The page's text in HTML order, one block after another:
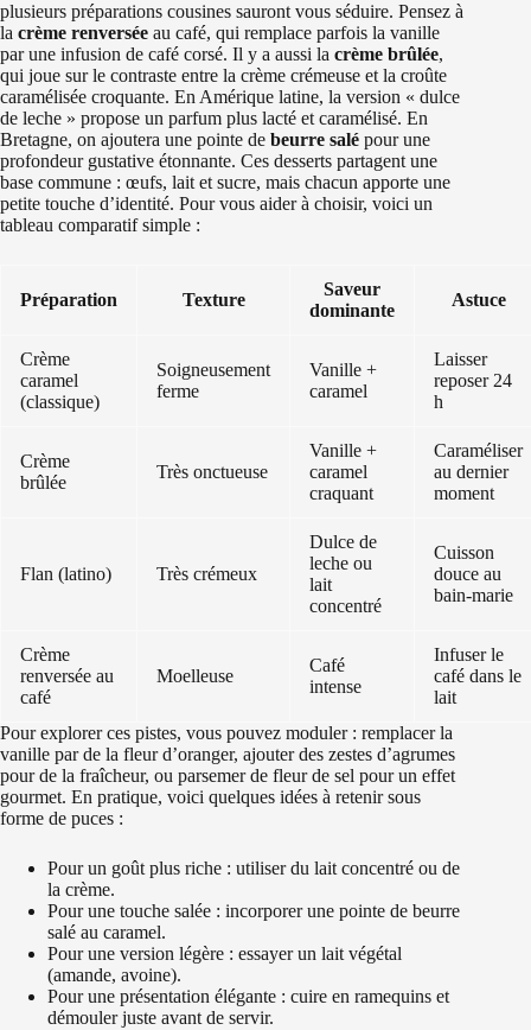
plusieurs préparations cousines sauront vous séduire. Pensez à
la crème renversée au café, qui remplace parfois la vanille
par une infusion de café corsé. Il y a aussi la crème brûlée,
qui joue sur le contraste entre la crème crémeuse et la croûte
caramélisée croquante. En Amérique latine, la version « dulce
de leche » propose un parfum plus lacté et caramélisé. En
Bretagne, on ajoutera une pointe de beurre salé pour une
profondeur gustative étonnante. Ces desserts partagent une
base commune : œufs, lait et sucre, mais chacun apporte une
petite touche d’identité. Pour vous aider à choisir, voici un
tableau comparatif simple :
Préparation Texture
Saveur
dominante
Astuce
Crème
caramel
(classique)
Soigneusement
ferme
Vanille +
caramel
Laisser
reposer 24
h
Crème
brûlée
Très onctueuse
Vanille +
caramel
craquant
Caraméliser
au dernier
moment
Flan (latino) Très crémeux
Dulce de
leche ou
lait
concentré
Cuisson
douce au
bain‑marie
Crème
renversée au
café
Moelleuse
Café
intense
Infuser le
café dans le
lait
Pour explorer ces pistes, vous pouvez moduler : remplacer la
vanille par de la fleur d’oranger, ajouter des zestes d’agrumes
pour de la fraîcheur, ou parsemer de fleur de sel pour un effet
gourmet. En pratique, voici quelques idées à retenir sous
forme de puces :
Pour un goût plus riche : utiliser du lait concentré ou de
la crème.
Pour une touche salée : incorporer une pointe de beurre
salé au caramel.
Pour une version légère : essayer un lait végétal
(amande, avoine).
Pour une présentation élégante : cuire en ramequins et
démouler juste avant de servir.